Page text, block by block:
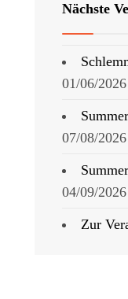
Nächste
01/06/
07/08/
04/09/
Zur